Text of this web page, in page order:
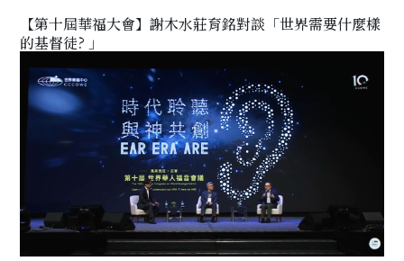
【第十屆華福大會】謝木水莊育銘對談「世界需要什麼樣
的基督徒? 」